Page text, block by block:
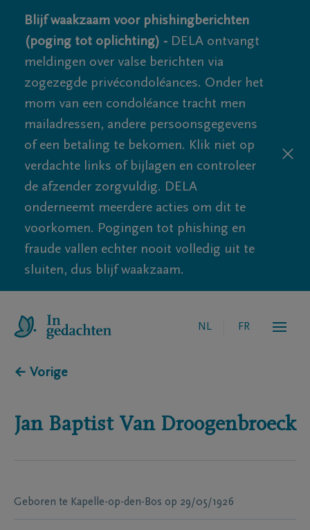
Blijf waakzaam voor phishingberichten
(poging tot oplichting) - DELA ontvangt
meldingen over valse berichten via
zogezegde privécondoléances. Onder het
mom van een condoléance tracht men
mailadressen, andere persoonsgegevens
of een betaling te bekomen. Klik niet op
verdachte links of bijlagen en controleer
de afzender zorgvuldig. DELA
onderneemt meerdere acties om dit te
voorkomen. Pogingen tot phishing en
fraude vallen echter nooit volledig uit te
sluiten, dus blijf waakzaam.
NL FR
← Vorige
Jan Baptist Van Droogenbroeck
Geboren te Kapelle-op-den-Bos op 29/05/1926